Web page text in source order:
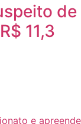
de
11,3